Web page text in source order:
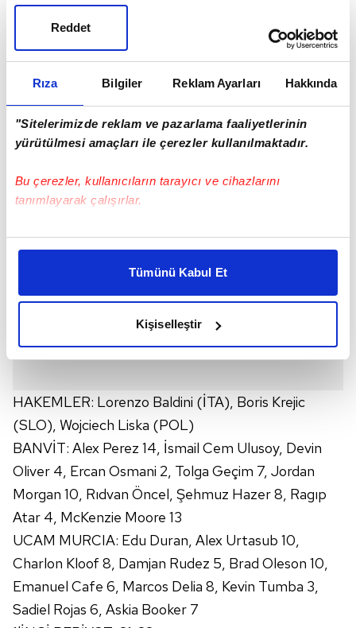
Rıza Bilgiler Reklam Ayarları Hakkında
"Sitelerimizde reklam ve pazarlama faaliyetlerinin
yürütülmesi amaçları ile çerezler kullanılmaktadır.
Bu çerezler, kullanıcıların tarayıcı ve cihazlarını
tanımlayarak çalışırlar.
Bu çerezlere izin vermeniz halinde sizlere özel
daha iyi reklam deneyimi yaşatabiliriz. Bunu yaparken
amacımızın size daha iyi bir reklam deneyimi sunmak
elimizden gelen çabayı gösterdiğimizi ve bu noktada,
Her halükârda, kullanıcılar, bu çerezlere izin vermedikleri
takdirde, kullanıcılara hedefli reklamlar
gösterilmeyecektir."
Sizlere daha iyi bir hizmet sunabilmek için İnternet
Sitemizde kendimize ve üçüncü kişilere ait çerezler
kullanılmaktadır. Bu çerezler vasıtasıyla çeşitli kişisel
verileriniz işlenmekte olup gerekli olan çerezler bilgi
toplumu hizmetlerinin sunulması amacıyla
kullanılmaktadır. Diğer çerezler, sitemizin daha işlevsel
kılınması ve kişiselleştirilmesi ve sizlere yönelik
reklam/pazarlama faaliyetlerinin yapılması, amaçlarıyla
Tümünü Kabul Et
Kişiselleştir
Reddet
karşısında farkı bire düşüren ve maçı kazanma şansı
yakalayan Banvit'te, Alex Perez'in son saniyedeki dış
Ucam Murcia parkeden 62-63 galip ayrıldı.
SALON: Kara Ali Acar
HAKEMLER: Lorenzo Baldini (İTA), Boris Krejic
(SLO), Wojciech Liska (POL)
BANVİT: Alex Perez 14, İsmail Cem Ulusoy, Devin
Oliver 4, Ercan Osmani 2, Tolga Geçim 7, Jordan
Morgan 10, Rıdvan Öncel, Şehmuz Hazer 8, Ragıp
Atar 4, McKenzie Moore 13
UCAM MURCIA: Edu Duran, Alex Urtasub 10,
Charlon Kloof 8, Damjan Rudez 5, Brad Oleson 10,
Emanuel Cafe 6, Marcos Delia 8, Kevin Tumba 3,
Sadiel Rojas 6, Askia Booker 7